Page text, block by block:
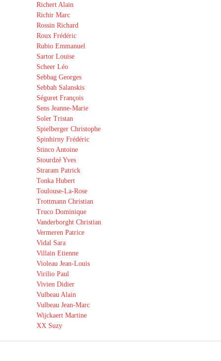
Richert Alain
Richir Marc
Rossin Richard
Roux Frédéric
Rubio Emmanuel
Sartor Louise
Scheer Léo
Sebbag Georges
Sebbah Salanskis
Séguret François
Sens Jeanne-Marie
Soler Tristan
Spielberger Christophe
Spinhirny Frédéric
Stinco Antoine
Stourdzé Yves
Straram Patrick
Tonka Hubert
Toulouse-La-Rose
Trottmann Christian
Truco Dominique
Vanderborght Christian
Vermeren Patrice
Vidal Sara
Villain Etienne
Violeau Jean-Louis
Virilio Paul
Vivien Didier
Vulbeau Alain
Vulbeau Jean-Marc
Wijckaert Martine
XX Suzy